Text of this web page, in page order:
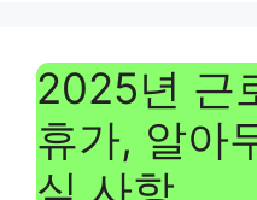
2025년 근
휴가, 알아
심 사항